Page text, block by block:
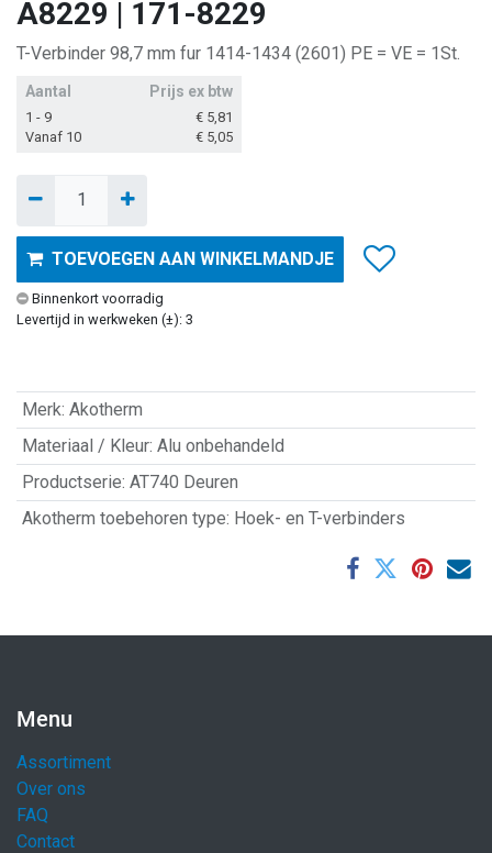
A8229 | 171-8229
T-Verbinder 98,7 mm fur 1414-1434 (2601) PE = VE = 1St.
Aantal Prijs ex btw
1 - 9 € 5,81
Vanaf 10
€ 5,05
TOEVOEGEN AAN WINKELMANDJE
Binnenkort voorradig
Levertijd in werkweken (±): 3
Merk: Akotherm
Materiaal / Kleur: Alu onbehandeld
Productserie: AT740 Deuren
Akotherm toebehoren type: Hoek- en T-verbinders
Menu
Assortiment
Over ons
FAQ
Contact